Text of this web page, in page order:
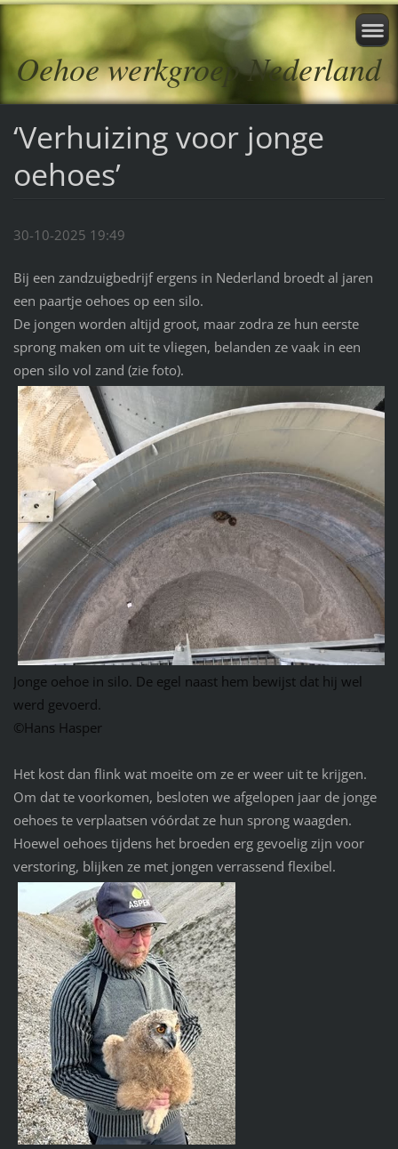
Oehoe werkgroep Nederland
‘Verhuizing voor jonge
oehoes’
30-10-2025 19:49
Bij een zandzuigbedrijf ergens in Nederland broedt al jaren
een paartje oehoes op een silo.
De jongen worden altijd groot, maar zodra ze hun eerste
sprong maken om uit te vliegen, belanden ze vaak in een
open silo vol zand (zie foto).
Jonge oehoe in silo. De egel naast hem bewijst dat hij wel
werd gevoerd.
©Hans Hasper
Het kost dan flink wat moeite om ze er weer uit te krijgen.
Om dat te voorkomen, besloten we afgelopen jaar de jonge
oehoes te verplaatsen vóórdat ze hun sprong waagden.
Hoewel oehoes tijdens het broeden erg gevoelig zijn voor
verstoring, blijken ze met jongen verrassend flexibel.